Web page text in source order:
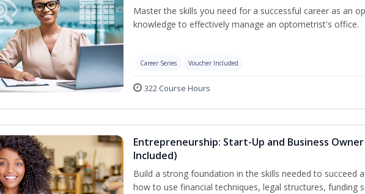
Master the skills you need for a successful career as an
knowledge to effectively manage an optometrist's office.
Career Series Voucher Included
322 Course Hours
Entrepreneurship: Start-Up and Business
Included)
Build a strong foundation in the skills needed to succeed
how to use financial techniques, legal structures, funding